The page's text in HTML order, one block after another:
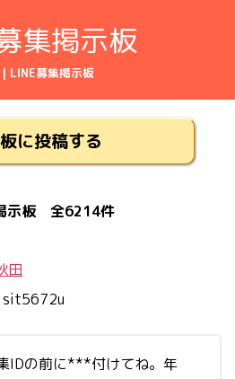
集掲示板
LINE募集掲示板
に投稿する
示板 全6214件
田
sit5672u
IDの前に***付けてね。年